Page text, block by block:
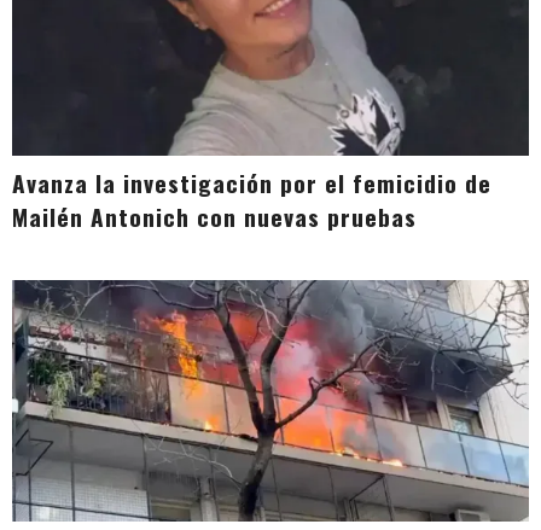
Avanza la investigación por el femicidio de
Mailén Antonich con nuevas pruebas